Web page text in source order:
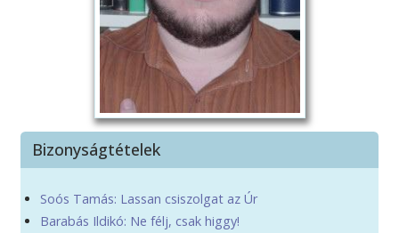
Bizonyságtételek
Soós Tamás: Lassan csiszolgat az Úr
Barabás Ildikó: Ne félj, csak higgy!